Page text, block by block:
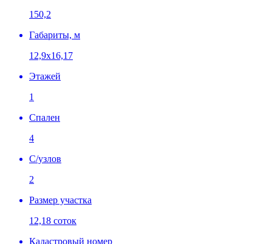
150,2
Габариты, м
12,9х16,17
Этажей
1
Спален
4
C/узлов
2
Размер участка
12,18 соток
Кадастровый номер